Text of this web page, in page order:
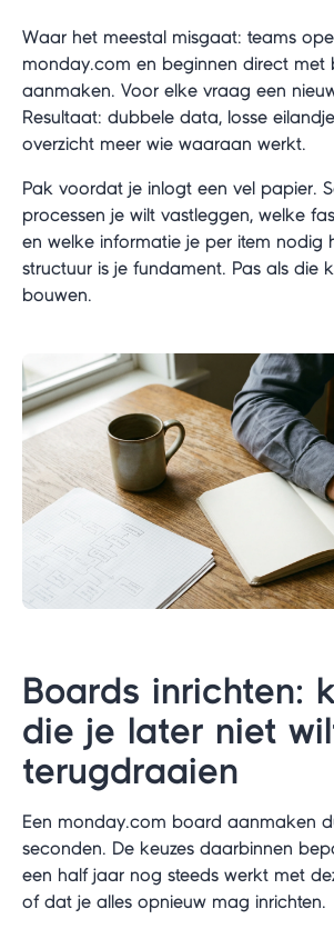
Waar het meestal misgaat: teams
monday.com en beginnen direct met
aanmaken. Voor elke vraag een
Resultaat: dubbele data, losse
overzicht meer wie waaraan werkt.
Pak voordat je inlogt een vel papier.
processen je wilt vastleggen, welke
en welke informatie je per item nodig
structuur is je fundament. Pas als die
bouwen.
Boards inrichten:
die je later niet
terugdraaien
Een monday.com board aanmaken
seconden. De keuzes daarbinnen
een half jaar nog steeds werkt met
of dat je alles opnieuw mag inrichten.